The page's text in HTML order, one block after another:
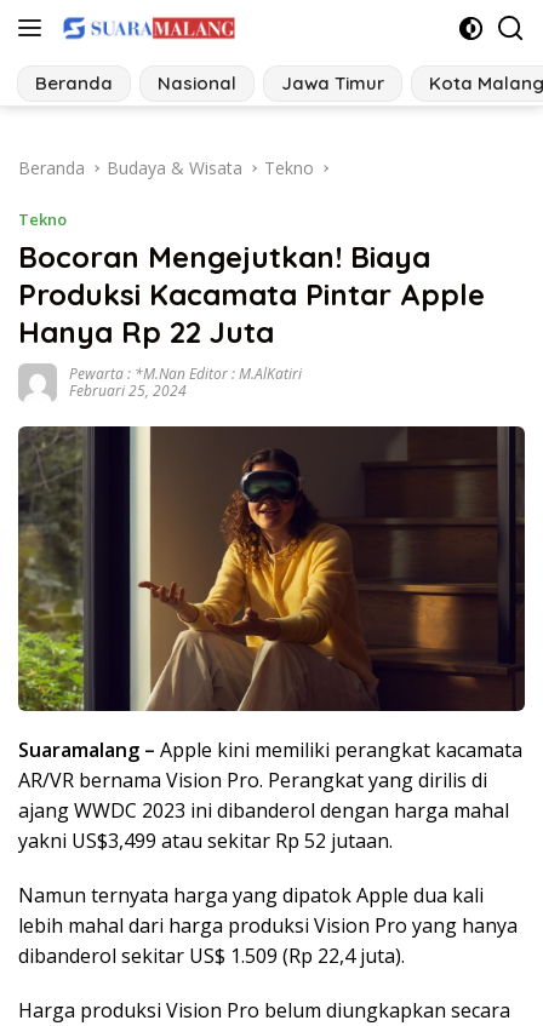
Langsung
konten
Beranda Nasional Jawa Timur Kota Malang
Beranda Budaya & Wisata Tekno
Tekno
Bocoran Mengejutkan! Biaya
Produksi Kacamata Pintar Apple
Hanya Rp 22 Juta
Pewarta : *M.Nan Editor : M.AlKatiri
Februari 25, 2024
Suaramalang – Apple kini memiliki perangkat kacamata
AR/VR bernama Vision Pro. Perangkat yang dirilis di
ajang WWDC 2023 ini dibanderol dengan harga mahal
yakni US$3,499 atau sekitar Rp 52 jutaan.
Namun ternyata harga yang dipatok Apple dua kali
lebih mahal dari harga produksi Vision Pro yang hanya
dibanderol sekitar US$ 1.509 (Rp 22,4 juta).
Harga produksi Vision Pro belum diungkapkan secara